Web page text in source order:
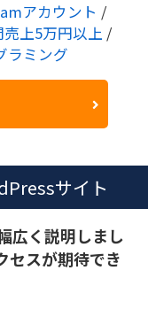
アカウント /
売上5万円以上 /
ラミング
サイト
広く説明しまし
セスが期待でき